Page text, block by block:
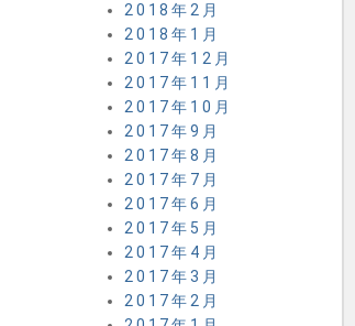
2018年2月
2018年1月
2017年12月
2017年11月
2017年10月
2017年9月
2017年8月
2017年7月
2017年6月
2017年5月
2017年4月
2017年3月
2017年2月